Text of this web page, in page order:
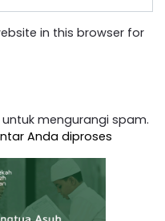
in this browser for
mengurangi spam.
Anda diproses